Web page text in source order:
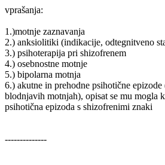
vprašanja:
1.)motnje zaznavanja
2.) anksiolitiki (indikacije, odtegnitveno
3.) psihoterapija pri shizofrenem
4.) osebnostne motnje
5.) bipolarna motnja
6.) akutne in prehodne psihotične
blodnjavih motnjah), opisat se mu mogla
psihotična epizoda s shizofrenimi znaki
--------------